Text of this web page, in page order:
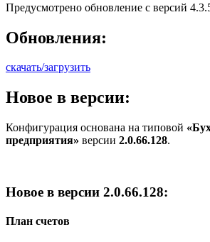
Предусмотрено обновление с версий
Обновления:
скачать/загрузить
Новое в версии:
Конфигурация основана на типовой
предприятия» версии 2.0.66.128.
Новое в версии 2.0.66.128:
План счетов